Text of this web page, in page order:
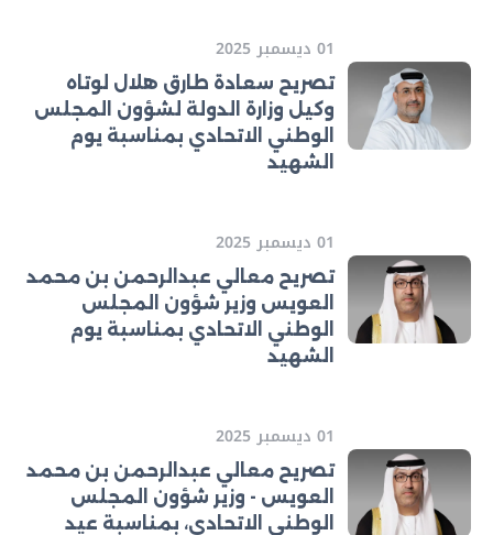
01 ديسمبر 2025
تصريح سعادة طارق هلال لوتاه
وكيل وزارة الدولة لشؤون المجلس
الوطني الاتحادي بمناسبة يوم
الشهيد
01 ديسمبر 2025
تصريح معالي عبدالرحمن بن محمد
العويس وزير شؤون المجلس
الوطني الاتحادي بمناسبة يوم
الشهيد
01 ديسمبر 2025
تصريح معالي عبدالرحمن بن محمد
العويس - وزير شؤون المجلس
الوطني الاتحادي، بمناسبة عيد